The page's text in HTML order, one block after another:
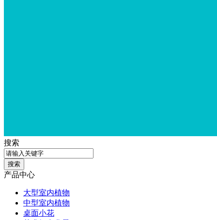
搜索
产品中心
大型室内植物
中型室内植物
桌面小花